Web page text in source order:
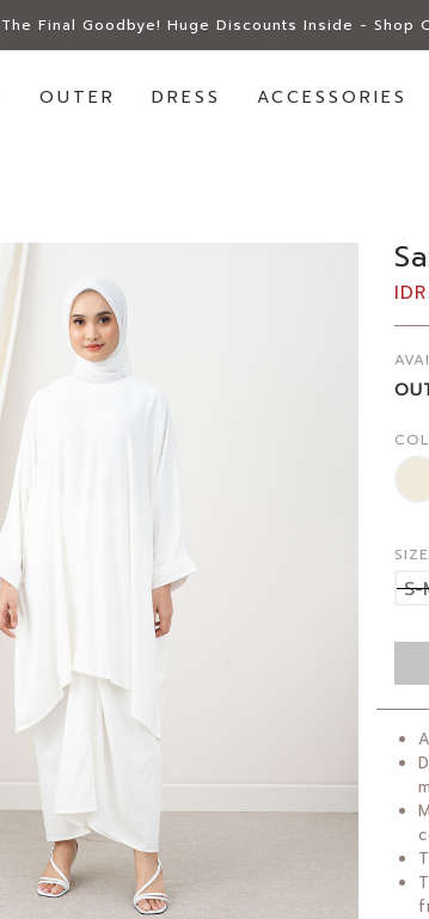
The Final Goodbye! Huge Discounts Inside - Shop
OUTER DRESS ACCESSORIES
S-